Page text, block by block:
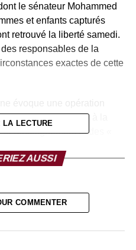
le sénateur Mohammed
et enfants capturés
retrouvé la liberté samedi.
responsables de la
exactes de cette
360 personnes, à la
le renseignement et des «
d’intervention.
s’inscrit souvent dans
actions militaires,
de nombreux analystes,
LA LECTURE
AUSSI
COMMENTER